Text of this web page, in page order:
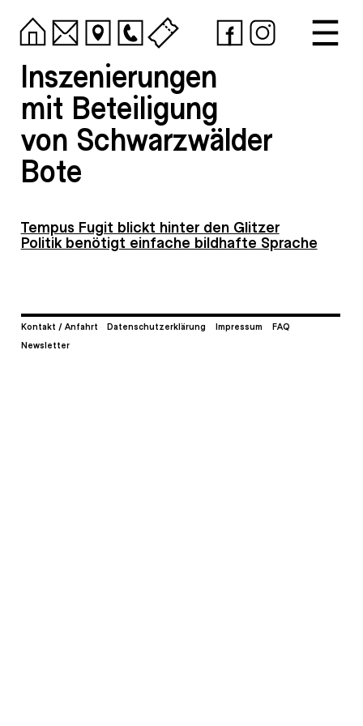
Inszenierungen
mit Beteiligung
von Schwarzwälder
Bote
Tempus Fugit blickt hinter den Glitzer
Politik benötigt einfache bildhafte Sprache
Kontakt / Anfahrt Datenschutzerklärung Impressum
FAQ
Newsletter